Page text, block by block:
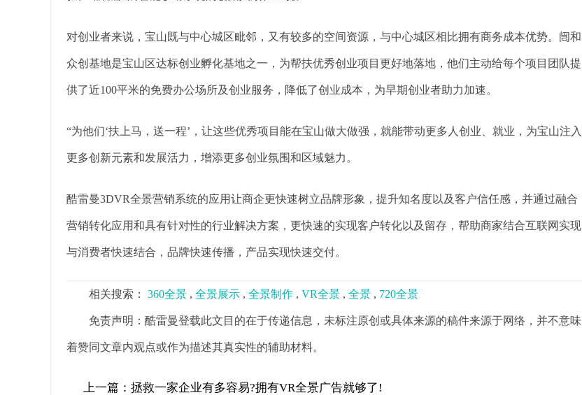
对创业者来说，宝山既与中心城区毗邻，又有较多的空间资源，与中心城区相比拥有商务成本优势。闿和
众创基地是宝山区达标创业孵化基地之一，为帮扶优秀创业项目更好地落地，他们主动给每个项目团队提
供了近100平米的免费办公场所及创业服务，降低了创业成本，为早期创业者助力加速。
“为他们‘扶上马，送一程’，让这些优秀项目能在宝山做大做强，就能带动更多人创业、就业，为宝山注入
更多创新元素和发展活力，增添更多创业氛围和区域魅力。
酷雷曼3DVR全景营销系统的应用让商企更快速树立品牌形象，提升知名度以及客户信任感，并通过融合
营销转化应用和具有针对性的行业解决方案，更快速的实现客户转化以及留存，帮助商家结合互联网实现
与消费者快速结合，品牌快速传播，产品实现快速交付。
相关搜索： 360全景 , 全景展示 , 全景制作 , VR全景 , 全景 , 720全景
免责声明：酷雷曼登载此文目的在于传递信息，未标注原创或具体来源的稿件来源于网络，并不意味
着赞同文章内观点或作为描述其真实性的辅助材料。
上一篇： 拯救一家企业有多容易?拥有VR全景广告就够了!